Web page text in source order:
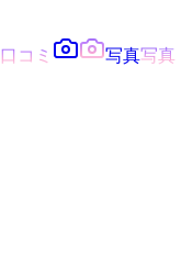
口コミ 写真写真